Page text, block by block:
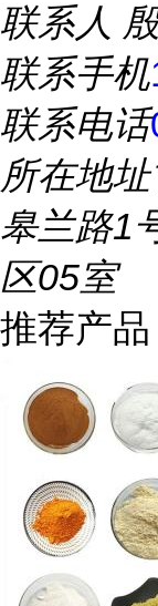
联系人
联系手机
联系电话
所在地址
皋兰路1
区05室
推荐产品